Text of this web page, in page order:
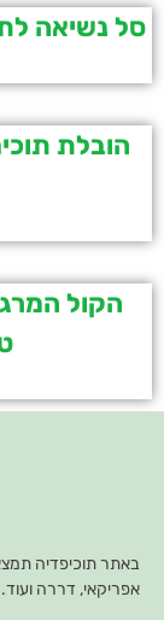
סל נשיאה
הובלת
הקול
באתר תוכיפדיה
אפריקאי, דררה ועוד.